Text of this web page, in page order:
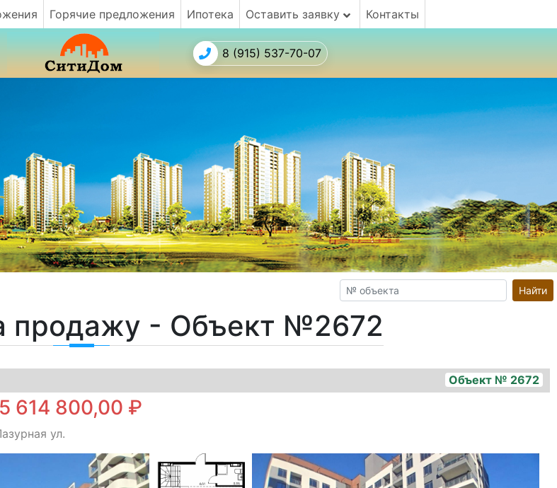
Горячие предложения Ипотека Оставить заявку Контакты
8 (915) 537-70-07
Найти
продажу - Объект №2672
Объект № 2672
614 800,00 ₽
ул.